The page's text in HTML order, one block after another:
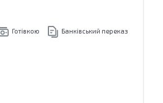
Готівкою Банківський переказ